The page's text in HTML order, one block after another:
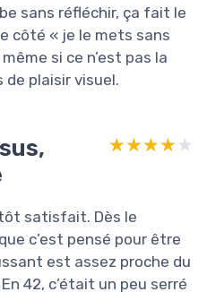
sans réfléchir, ça fait le
côté « je le mets sans
si ce n’est pas la
de plaisir visuel.
★★★★★
★★★★★
satisfait. Dès le
c’est pensé pour être
est assez proche du
42, c’était un peu serré